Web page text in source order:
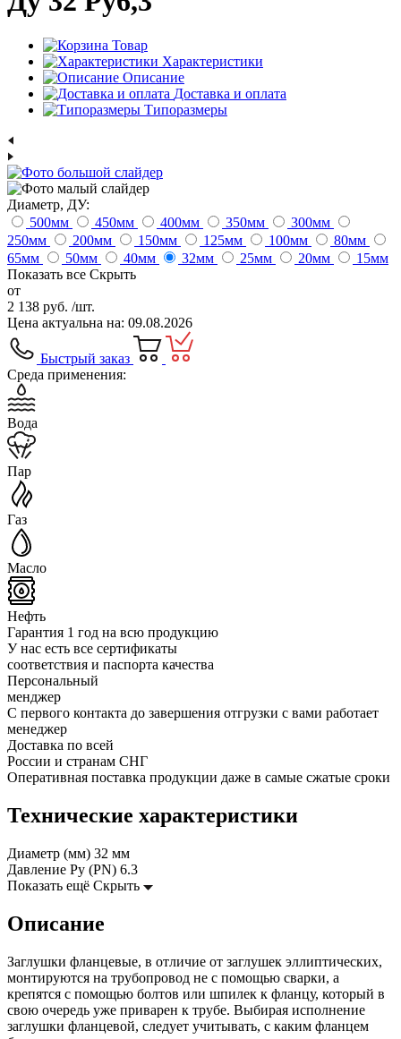
Товар
Характеристики
Описание
Доставка и оплата
Типоразмеры
Диаметр, ДУ:
500мм 450мм 400мм 350мм 300мм
250мм 200мм 150мм 125мм 100мм 80мм
65мм 50мм 40мм 32мм 25мм 20мм 15мм
Показать все Скрыть
от
2 138 руб. /шт.
Цена актуальна на: 09.08.2026
Быстрый заказ
Среда применения:
Вода
Пар
Газ
Масло
Нефть
Гарантия 1 год на всю продукцию
У нас есть все сертификаты
соответствия и паспорта качества
Персональный
менджер
С первого контакта до завершения отгрузки с вами работает
менеджер
Доставка по всей
России и странам СНГ
Оперативная поставка продукции даже в самые сжатые сроки
Технические характеристики
Диаметр (мм) 32 мм
Давление Ру (PN) 6.3
Показать ещё Скрыть
Описание
Заглушки фланцевые, в отличие от заглушек эллиптических,
монтируются на трубопровод не с помощью сварки, а
крепятся с помощью болтов или шпилек к фланцу, который в
свою очередь уже приварен к трубе. Выбирая исполнение
заглушки фланцевой, следует учитывать, с каким фланцем